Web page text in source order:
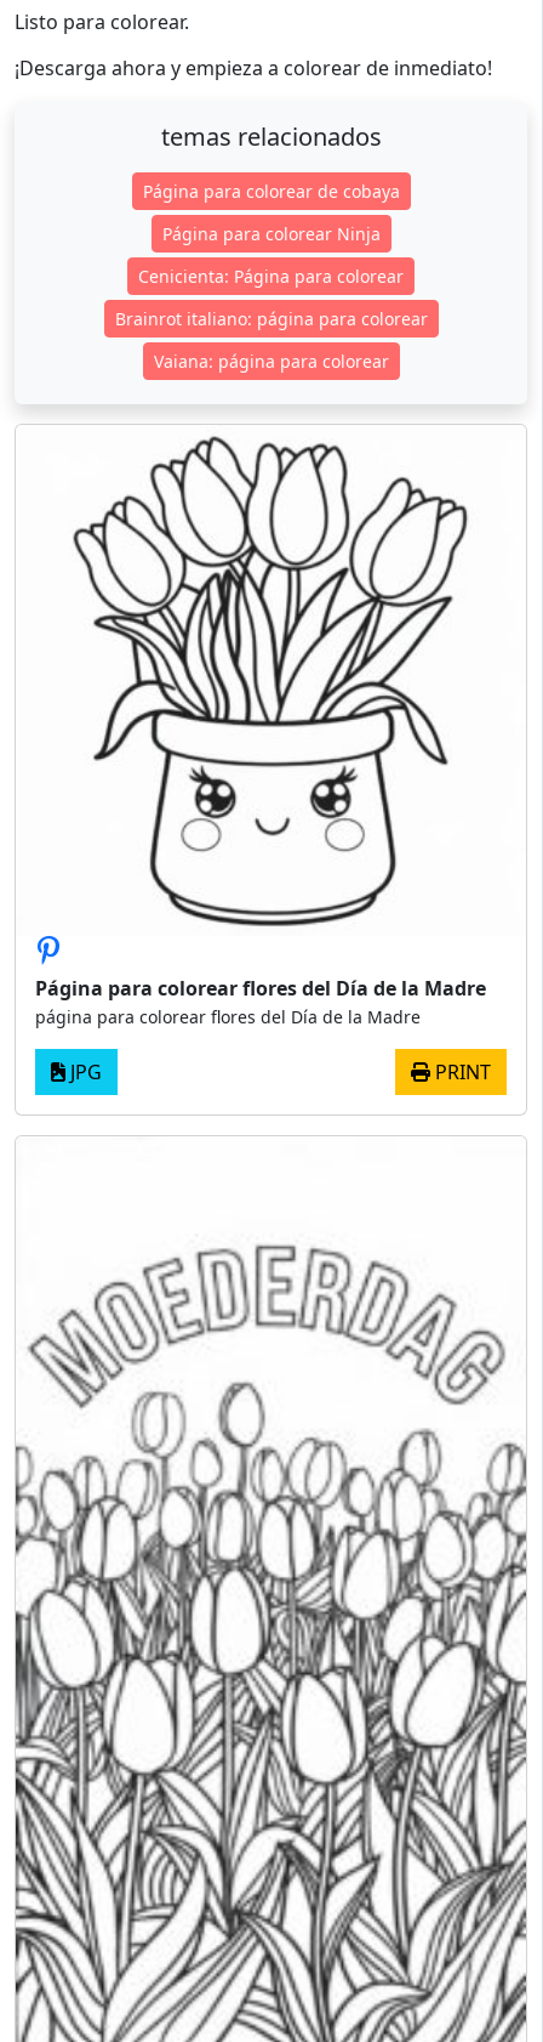
Listo para colorear.
¡Descarga ahora y empieza a colorear de inmediato!
temas relacionados
Página para colorear de cobaya
Página para colorear Ninja
Cenicienta: Página para colorear
Brainrot italiano: página para colorear
Vaiana: página para colorear
Página para colorear flores del Día de la Madre
página para colorear flores del Día de la Madre
JPG PRINT